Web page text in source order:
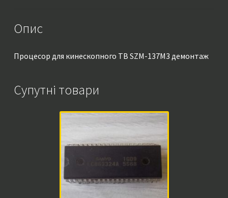
Опис
Процесор для кинескопного ТВ SZM-137M3 демонтаж
Супутні товари